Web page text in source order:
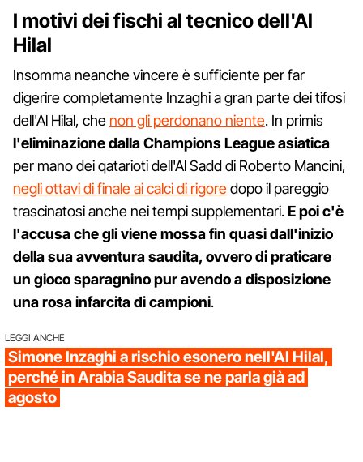
I motivi dei fischi al tecnico dell'Al
Hilal
Insomma neanche vincere è sufficiente per far
digerire completamente Inzaghi a gran parte dei tifosi
dell'Al Hilal, che non gli perdonano niente. In primis
l'eliminazione dalla Champions League asiatica
per mano dei qatarioti dell'Al Sadd di Roberto Mancini,
negli ottavi di finale ai calci di rigoredopo il pareggio
trascinatosi anche nei tempi supplementari.E poi c'è
l'accusa che gli viene mossa fin quasi dall'inizio
della sua avventura saudita, ovvero di praticare
un gioco sparagnino pur avendo a disposizione
una rosa infarcita di campioni.
LEGGI ANCHE
Simone Inzaghi a rischio esonero nell'Al Hilal,
perché in Arabia Saudita se ne parla già ad
agosto